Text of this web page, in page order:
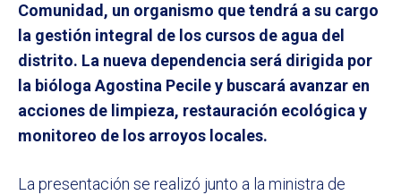
Comunidad, un organismo que tendrá a su cargo
la gestión integral de los cursos de agua del
distrito. La nueva dependencia será dirigida por
la bióloga Agostina Pecile y buscará avanzar en
acciones de limpieza, restauración ecológica y
monitoreo de los arroyos locales.
La presentación se realizó junto a la ministra de